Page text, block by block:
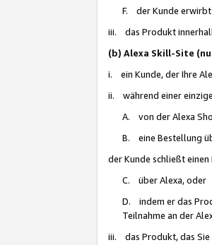
F. der Kunde erwirbt
iii. das Produkt
(b) Alexa Skill-Site
i. ein Kunde, der Ihre
ii. während einer
A. von der Alexa
B. eine Bestellung
der Kunde schließt
C. über Alexa, oder
D. indem er das
Teilnahme an der
iii. das Produkt, das Sie